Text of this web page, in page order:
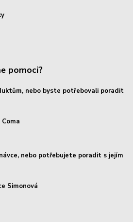
pomoci?
nebo byste potřebovali poradit
Coma
nebo potřebujete poradit s jejím
Simonová